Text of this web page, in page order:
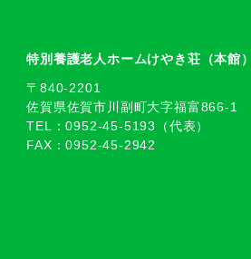
特別養護老人ホームけやき荘（本館
〒840-2201
佐賀県佐賀市川副町大字福富866-1
TEL：0952-45-5193（代表）
FAX：0952-45-2942